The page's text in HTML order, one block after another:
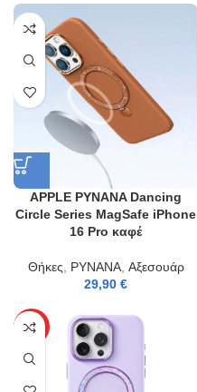
APPLE PYNANA Dancing
Circle Series MagSafe iPhone
16 Pro καφέ
Θήκες PYNANA, Αξεσουάρ
29,90 €
HOT